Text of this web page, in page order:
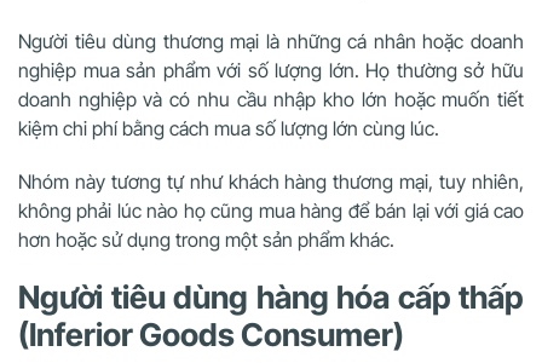
Người tiêu dùng thương mại là những cá nhân hoặc doanh
nghiệp mua sản phẩm với số lượng lớn. Họ thường sở hữu
doanh nghiệp và có nhu cầu nhập kho lớn hoặc muốn tiết
kiệm chi phí bằng cách mua số lượng lớn cùng lúc.
Nhóm này tương tự như khách hàng thương mại, tuy nhiên,
không phải lúc nào họ cũng mua hàng để bán lại với giá cao
hơn hoặc sử dụng trong một sản phẩm khác.
Người tiêu dùng hàng hóa cấp thấp
(Inferior Goods Consumer)